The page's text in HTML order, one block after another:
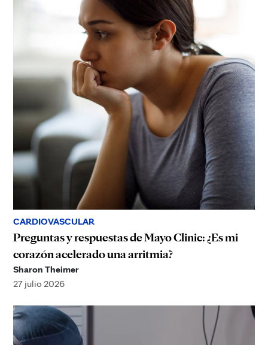
CARDIOVASCULAR
Preguntas y respuestas de Mayo Clinic: ¿Es mi
corazón acelerado una arritmia?
Sharon Theimer
27 julio 2026